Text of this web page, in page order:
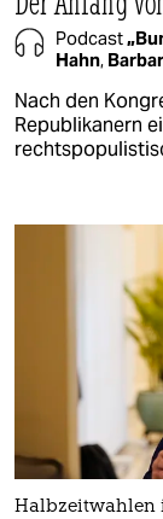
Podcast
Hahn,
Nach den
Republikanern
Halbzeitwahlen